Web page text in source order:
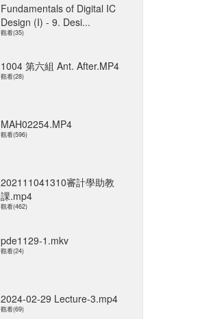
Fundamentals of Digital IC
Design (I) - 9. Desi...
觀看(35)
1004 第六組 Ant. After.MP4
觀看(28)
MAH02254.MP4
觀看(596)
202111041310審計學助教
課.mp4
觀看(462)
pde1129-1.mkv
觀看(24)
2024-02-29 Lecture-3.mp4
觀看(69)